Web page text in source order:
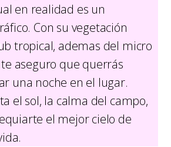
en realidad es un
Con su vegetación
tropical, ademas del micro
aseguro que querrás
una noche en el lugar.
el sol, la calma del campo,
el mejor cielo de